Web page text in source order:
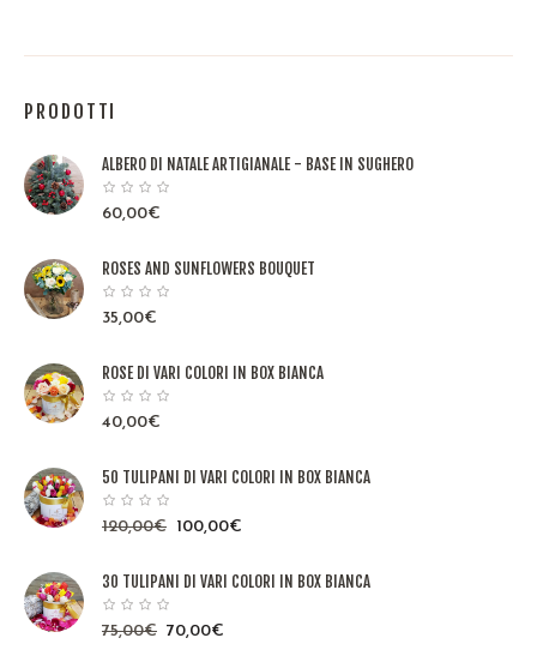
PRODOTTI
ALBERO DI NATALE ARTIGIANALE - BASE IN SUGHERO
60,00€
ROSES AND SUNFLOWERS BOUQUET
35,00€
ROSE DI VARI COLORI IN BOX BIANCA
40,00€
50 TULIPANI DI VARI COLORI IN BOX BIANCA
120,00€ 100,00€
30 TULIPANI DI VARI COLORI IN BOX BIANCA
75,00€ 70,00€